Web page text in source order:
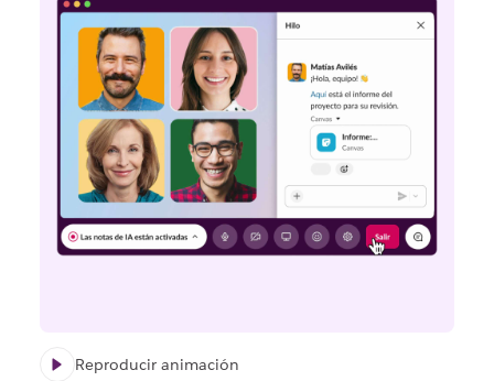
Reproducir animación